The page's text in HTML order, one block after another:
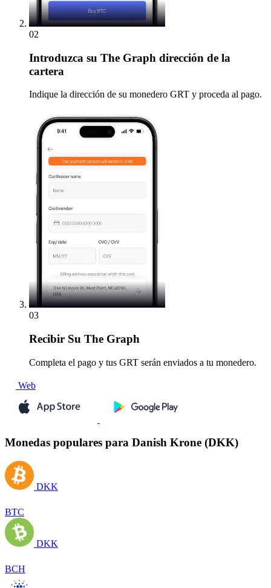
02
Introduzca su The Graph dirección de la
cartera
Indique la dirección de su monedero GRT y proceda al pago.
03
Recibir Su The Graph
Completa el pago y tus GRT serán enviados a tu monedero.
Web
Monedas populares para Danish Krone (DKK)
DKK
BTC
DKK
BCH